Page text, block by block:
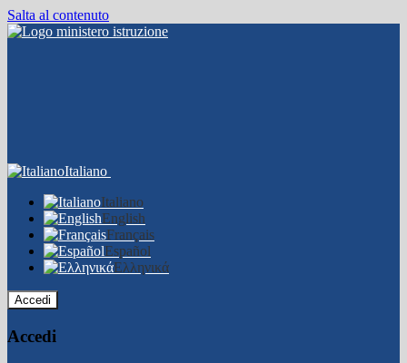
Salta al contenuto
Italiano
Italiano
English
Français
Español
Ελληνικά
Accedi
Accedi